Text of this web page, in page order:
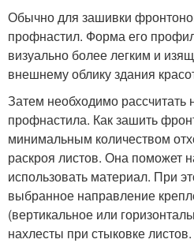
Обычно для зашивки
профнастил. Форма его
визуально более легким и
внешнему облику здания
Затем необходимо рассчитать
профнастила. Как зашить
минимальным количеством
раскроя листов. Она поможет
использовать материал. При
выбранное направление
(вертикальное или
нахлесты при стыковке листов.